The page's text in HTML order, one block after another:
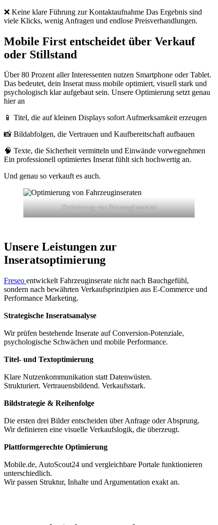
❌ Keine klare Führung zur Kontaktaufnahme Das Ergebnis sind
viele Klicks, wenig Anfragen und endlose Preisverhandlungen.
Mobile First entscheidet über Verkauf
oder Stillstand
Über 80 Prozent aller Interessenten nutzen Smartphone oder Tablet.
Das bedeutet, dein Inserat muss mobile optimiert, visuell stark und
psychologisch klar aufgebaut sein. Unsere Optimierung setzt genau
hier an
📱 Titel, die auf kleinen Displays sofort Aufmerksamkeit erzeugen
📸 Bildabfolgen, die Vertrauen und Kaufbereitschaft aufbauen
🧠 Texte, die Sicherheit vermitteln und Einwände vorwegnehmen
Ein professionell optimiertes Inserat fühlt sich hochwertig an.
Und genau so verkauft es auch.
Optimierung von Fahrzeuginseraten
Unsere Leistungen zur
Inseratsoptimierung
Freseo entwickelt Fahrzeuginserate nicht nach Bauchgefühl,
sondern nach bewährten Verkaufsprinzipien aus E-Commerce und
Performance Marketing.
Strategische Inseratsanalyse
Wir prüfen bestehende Inserate auf Conversion-Potenziale,
psychologische Schwächen und mobile Performance.
Titel- und Textoptimierung
Klare Nutzenkommunikation statt Datenwüsten.
Strukturiert. Vertrauensbildend. Verkaufsstark.
Bildstrategie & Reihenfolge
Die ersten drei Bilder entscheiden über Anfrage oder Absprung.
Wir definieren eine visuelle Verkaufslogik, die überzeugt.
Plattformgerechte Optimierung
Mobile.de, AutoScout24 und vergleichbare Portale funktionieren
unterschiedlich.
Wir passen Struktur, Inhalte und Argumentation exakt an.